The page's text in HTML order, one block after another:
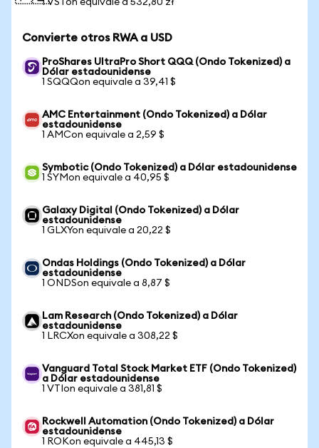
1 VSTon equivale a 532,80 zł
Convierte otros RWA a USD
ProShares UltraPro Short QQQ (Ondo Tokenized) a
Dólar estadounidense
1 SQQQon equivale a 39,41 $
AMC Entertainment (Ondo Tokenized) a Dólar
estadounidense
1 AMCon equivale a 2,59 $
Symbotic (Ondo Tokenized) a Dólar estadounidense
1 SYMon equivale a 40,95 $
Galaxy Digital (Ondo Tokenized) a Dólar
estadounidense
1 GLXYon equivale a 20,22 $
Ondas Holdings (Ondo Tokenized) a Dólar
estadounidense
1 ONDSon equivale a 8,87 $
Lam Research (Ondo Tokenized) a Dólar
estadounidense
1 LRCXon equivale a 308,22 $
Vanguard Total Stock Market ETF (Ondo Tokenized)
a Dólar estadounidense
1 VTIon equivale a 381,81 $
Rockwell Automation (Ondo Tokenized) a Dólar
estadounidense
1 ROKon equivale a 445,13 $